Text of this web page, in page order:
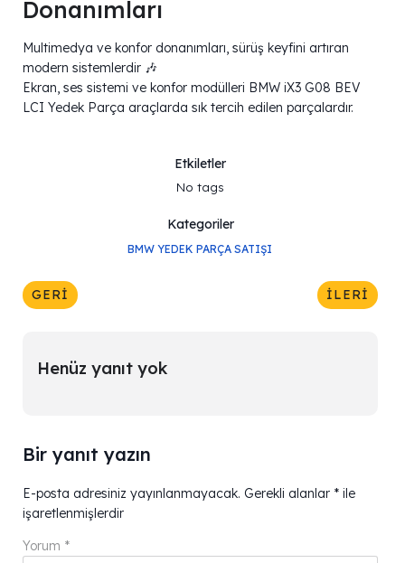
Donanımları
Multimedya ve konfor donanımları, sürüş keyfini artıran
modern sistemlerdir 🎶
Ekran, ses sistemi ve konfor modülleri BMW iX3 G08 BEV
LCI Yedek Parça araçlarda sık tercih edilen parçalardır.
Etkiletler
No tags
Kategoriler
BMW YEDEK PARÇA SATIŞI
GERI İLERI
Henüz yanıt yok
Bir yanıt yazın
E-posta adresiniz yayınlanmayacak. Gerekli alanlar * ile
işaretlenmişlerdir
Yorum *